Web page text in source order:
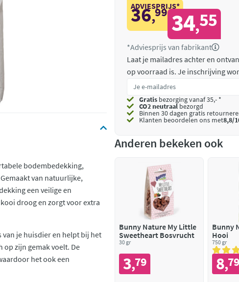
bodembedekking,
van natuurlijke,
een veilige en
droog en zorgt voor extra
van je huisdier en helpt bij het
op zijn gemak voelt. De
het ook een
ADVIESPRIJS*
36,99 34,55
*Adviesprijs van fabrikant
Laat je mailadres achter en
op voorraad is. Je inschrijving
Gratis bezorging vanaf 35,- *
CO2 neutraalbezorgd
Binnen 30 dagen gratis
Klanten beoordelen ons met8,8/
Anderen bekeken ook
Bunny Nature My Little
Sweetheart Bosvrucht
30 gr
3,79
Bunny
Hooi
750 gr
8,79